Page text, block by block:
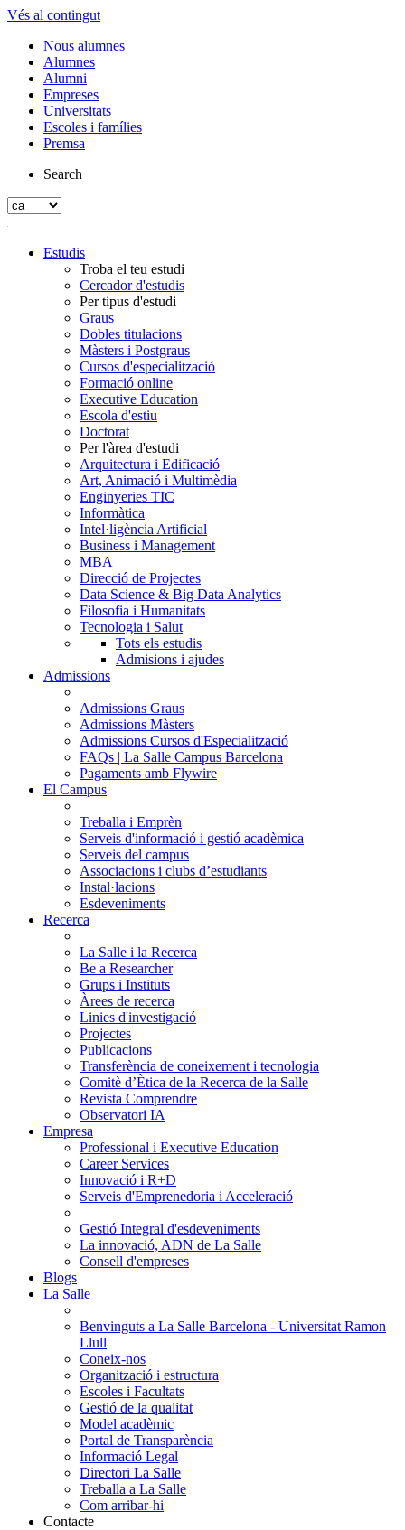
Vés al contingut
Nous alumnes
Alumnes
Alumni
Empreses
Universitats
Escoles i famílies
Premsa
Search
Estudis
Troba el teu estudi
Cercador d'estudis
Per tipus d'estudi
Graus
Dobles titulacions
Màsters i Postgraus
Cursos d'especialització
Formació online
Executive Education
Escola d'estiu
Doctorat
Per l'àrea d'estudi
Arquitectura i Edificació
Art, Animació i Multimèdia
Enginyeries TIC
Informàtica
Intel·ligència Artificial
Business i Management
MBA
Direcció de Projectes
Data Science & Big Data Analytics
Filosofia i Humanitats
Tecnologia i Salut
Tots els estudis
Admisions i ajudes
Admissions
Admissions Graus
Admissions Màsters
Admissions Cursos d'Especialització
FAQs | La Salle Campus Barcelona
Pagaments amb Flywire
El Campus
Treballa i Emprèn
Serveis d'informació i gestió acadèmica
Serveis del campus
Associacions i clubs d’estudiants
Instal·lacions
Esdeveniments
Recerca
La Salle i la Recerca
Be a Researcher
Grups i Instituts
Àrees de recerca
Linies d'investigació
Projectes
Publicacions
Transferència de coneixement i tecnologia
Comitè d’Ètica de la Recerca de la Salle
Revista Comprendre
Observatori IA
Empresa
Professional i Executive Education
Career Services
Innovació i R+D
Serveis d'Emprenedoria i Acceleració
Gestió Integral d'esdeveniments
La innovació, ADN de La Salle
Consell d'empreses
Blogs
La Salle
Benvinguts a La Salle Barcelona - Universitat Ramon
Llull
Coneix-nos
Organització i estructura
Escoles i Facultats
Gestió de la qualitat
Model acadèmic
Portal de Transparència
Informació Legal
Directori La Salle
Treballa a La Salle
Com arribar-hi
Contacte